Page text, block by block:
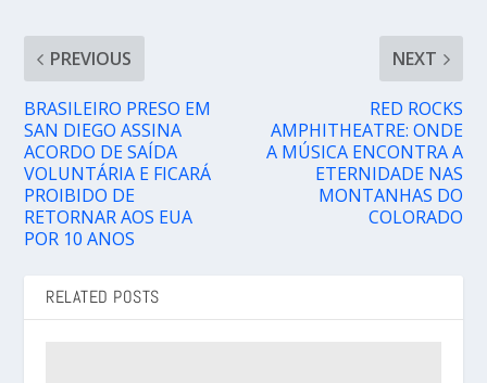
PREVIOUS
BRASILEIRO PRESO EM
SAN DIEGO ASSINA
ACORDO DE SAÍDA
VOLUNTÁRIA E FICARÁ
PROIBIDO DE
RETORNAR AOS EUA
POR 10 ANOS
NEXT
RED ROCKS
AMPHITHEATRE: ONDE
A MÚSICA ENCONTRA A
ETERNIDADE NAS
MONTANHAS DO
COLORADO
RELATED POSTS